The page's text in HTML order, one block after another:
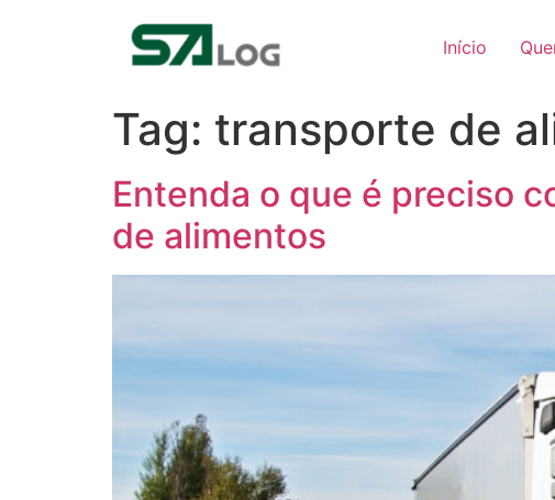
Início
Tag: transporte de
Entenda o que é preciso
de alimentos